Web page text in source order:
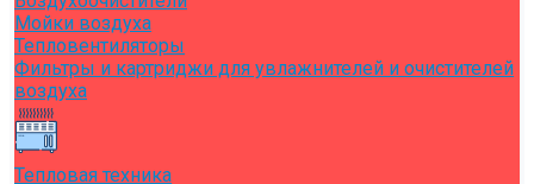
Мойки воздуха
Тепловентиляторы
Фильтры и картриджи для увлажнителей и очистителей
воздуха
Тепловая техника